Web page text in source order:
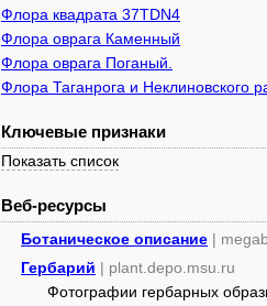
Флора квадрата 37TDN4
Флора оврага Каменный
Флора оврага Поганый.
Флора Таганрога и Неклиновского
Ключевые признаки
Показать список
Веб-ресурсы
Ботаническое описание |
Гербарий | plant.depo.msu.ru
Фотографии гербарных